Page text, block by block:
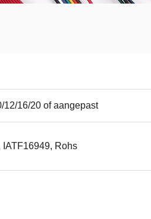
12/16/20 of aangepast
IATF16949, Rohs